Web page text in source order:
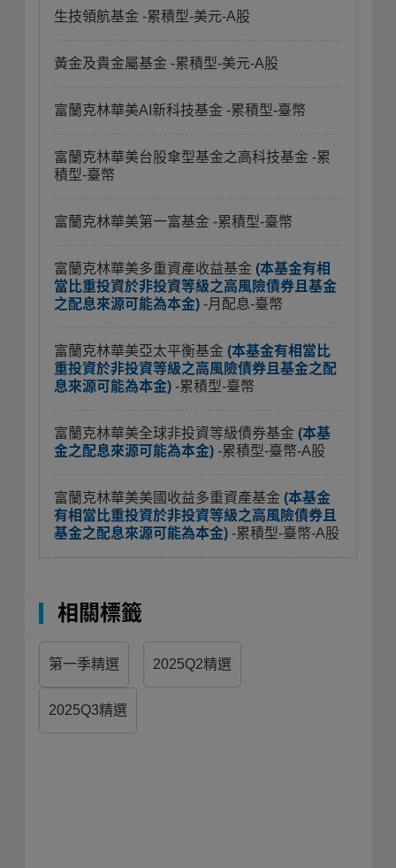
生技領航基金 -累積型-美元-A股
黃金及貴金屬基金 -累積型-美元-A股
富蘭克林華美AI新科技基金 -累積型-臺幣
富蘭克林華美台股傘型基金之高科技基金 -累
積型-臺幣
富蘭克林華美第一富基金 -累積型-臺幣
富蘭克林華美多重資產收益基金 (本基金有相
當比重投資於非投資等級之高風險債券且基金
之配息來源可能為本金) -月配息-臺幣
富蘭克林華美亞太平衡基金 (本基金有相當比
重投資於非投資等級之高風險債券且基金之配
息來源可能為本金) -累積型-臺幣
富蘭克林華美全球非投資等級債券基金 (本基
金之配息來源可能為本金) -累積型-臺幣-A股
富蘭克林華美美國收益多重資產基金 (本基金
有相當比重投資於非投資等級之高風險債券且
基金之配息來源可能為本金) -累積型-臺幣-A股
相關標籤
第一季精選 2025Q2精選
2025Q3精選